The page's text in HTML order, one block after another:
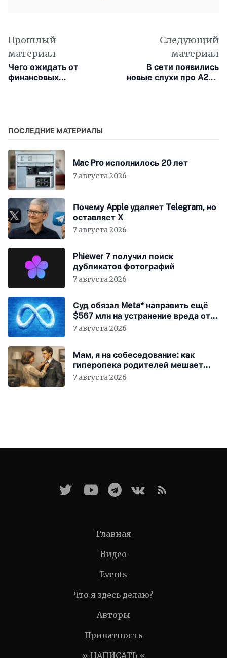
Прошлый
материал
Чего ожидать от
финансовых
Следующий
материал
В сети появились
новые слухи про A20 –
ПОСЛЕДНИЕ МАТЕРИАЛЫ
Mac Pro исполнилось 20 лет
7 августа 2026
Почему Apple удаляет Telegram, но
оставляет X
7 августа 2026
Phiewer 7 получил поиск
дубликатов фотографий
7 августа 2026
Суд обязал Meta* направить ещё
$567 млн на устранение вреда от
соцсетей
7 августа 2026
Мам, я на собеседование: как
гиперопека родителей мешает
«зумерам» устроиться в компанию
7 августа 2026
Главная
Видео
Events
Что я здесь делаю?
Авторы
Приватность
» НАПИСАТЬ «